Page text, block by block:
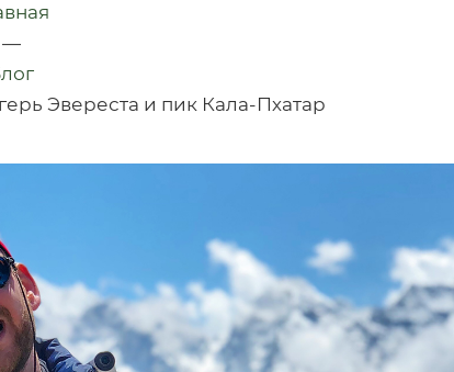
—
Эвереста и пик Кала-Пхатар